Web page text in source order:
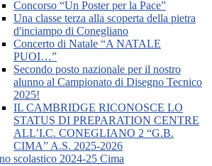
Concorso “Un Poster per la Pace”
Una classe terza alla scoperta della pietra
d'inciampo di Conegliano
Concerto di Natale “A NATALE
PUOI…”
Secondo posto nazionale per il nostro
alunno al Campionato di Disegno Tecnico
2025!
IL CAMBRIDGE RICONOSCE LO
STATUS DI PREPARATION CENTRE
ALL’I.C. CONEGLIANO 2 “G.B.
CIMA” A.S. 2025-2026
scolastico 2024-25 Cima